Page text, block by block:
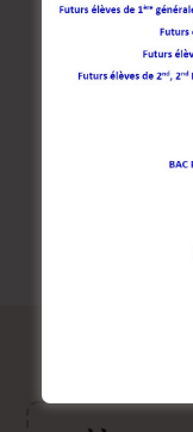
Inter CVC –
Orchestre
Aucun